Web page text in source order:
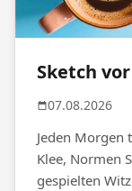
Sketch
07.08.2026
Jeden Morgen
Klee, Normen
gespielten